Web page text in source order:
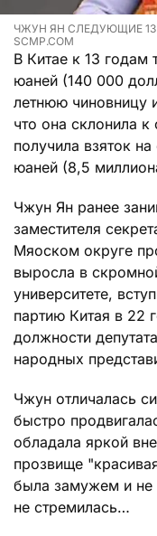
ЧЖУН ЯН СЛЕДУЮЩИЕ
SCMP.COM
В Китае к 13
юаней (140 000
летнюю чиновницу
что она склонила
получила взяток
юаней (8,5
Чжун Ян ранее
заместителя
Мяоском округе
выросла в
университете,
партию Китая в 22
должности
народных
Чжун отличалась
быстро
обладала яркой
прозвище
была замужем и не
не стремилась…